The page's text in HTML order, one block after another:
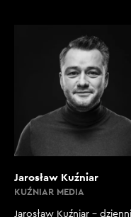
Jarosław Kuźniar
KUŹNIAR MEDIA
Jarosław Kuźniar –